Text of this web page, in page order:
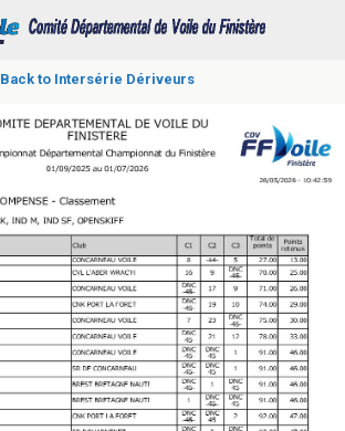
Back to Intersérie Dériveurs